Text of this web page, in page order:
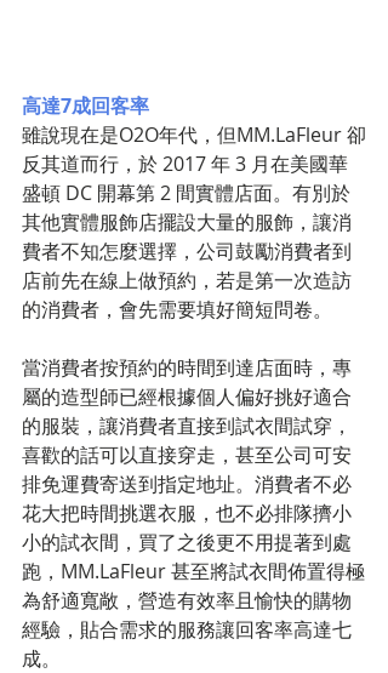
高達7成回客率
雖說現在是O2O年代，但MM.LaFleur 卻
反其道而行，於 2017 年 3 月在美國華
盛頓 DC 開幕第 2 間實體店面。有別於
其他實體服飾店擺設大量的服飾，讓消
費者不知怎麼選擇，公司鼓勵消費者到
店前先在線上做預約，若是第一次造訪
的消費者，會先需要填好簡短問卷。
當消費者按預約的時間到達店面時，專
屬的造型師已經根據個人偏好挑好適合
的服裝，讓消費者直接到試衣間試穿，
喜歡的話可以直接穿走，甚至公司可安
排免運費寄送到指定地址。消費者不必
花大把時間挑選衣服，也不必排隊擠小
小的試衣間，買了之後更不用提著到處
跑，MM.LaFleur 甚至將試衣間佈置得極
為舒適寬敞，營造有效率且愉快的購物
經驗，貼合需求的服務讓回客率高達七
成。